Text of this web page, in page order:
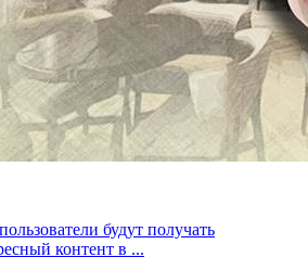
будут получать
контент в ...